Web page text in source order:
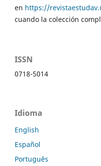
en https://
cuando la colección
ISSN
0718-5014
Idioma
English
Español
Português